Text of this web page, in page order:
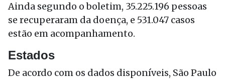
Ainda segundo o boletim, 35.225.196 pessoas
se recuperaram da doença, e 531.047 casos
estão em acompanhamento.
Estados
De acordo com os dados disponíveis, São Paulo